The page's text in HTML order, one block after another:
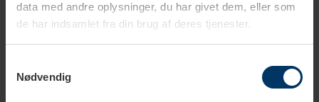
data med andre oplysninger, du har givet dem, eller som
de har indsamlet fra din brug af deres tjenester.
Nødvendig
Profitec Baristapakke 58
mm
1.599,00 DKK2.529,80 DKK
Normcore Kompakt Espresso
Tamper Station Sort
899,95 DKK999,95 DKK